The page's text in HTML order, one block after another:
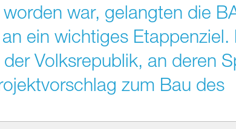
war, gelangten die
ein wichtiges Etappenziel.
Volksrepublik, an deren
zum Bau des